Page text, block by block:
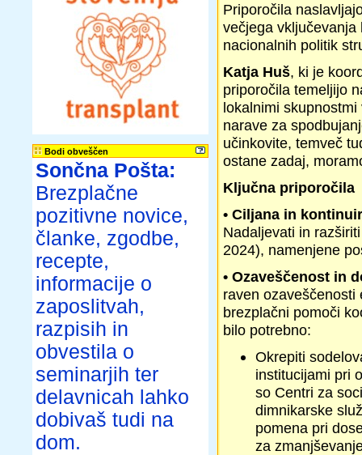
Bodi obveščen
Sončna Pošta:
Brezplačne
pozitivne novice,
članke, zgodbe,
recepte,
informacije o
zaposlitvah,
razpisih in
obvestila o
seminarjih ter
delavnicah lahko
dobivaš tudi na
dom.
Priporočila
večjega
nacionalnih politik
Katja Huš, ki je
priporočila temeljijo
lokalnimi
narave za
učinkovite, temveč
ostane zadaj,
Ključna priporočila
• Ciljana in
Nadaljevati in
2024), namenjene
• Ozaveščenost in
raven
brezplačni pomoči
bilo potrebno:
Okrepiti
institucijami pri
so Centri za
dimnikarske
pomena pri
za